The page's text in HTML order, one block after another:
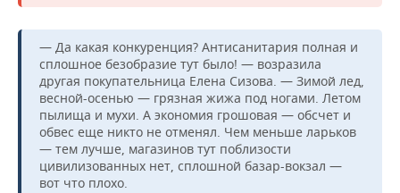
— Да какая конкуренция? Антисанитария полная и
сплошное безобразие тут было! — возразила
другая покупательница Елена Сизова. — Зимой лед,
весной-осенью — грязная жижа под ногами. Летом
пылища и мухи. А экономия грошовая — обсчет и
обвес еще никто не отменял. Чем меньше ларьков
— тем лучше, магазинов тут поблизости
цивилизованных нет, сплошной базар-вокзал —
вот что плохо.